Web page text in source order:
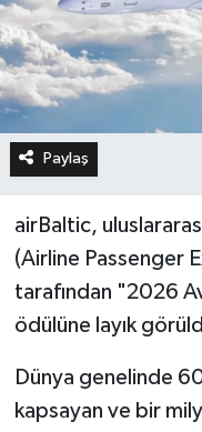
Paylaş
airBaltic,
(Airline Passenger
tarafından "2026
ödülüne layık
Dünya genelinde
kapsayan ve bir